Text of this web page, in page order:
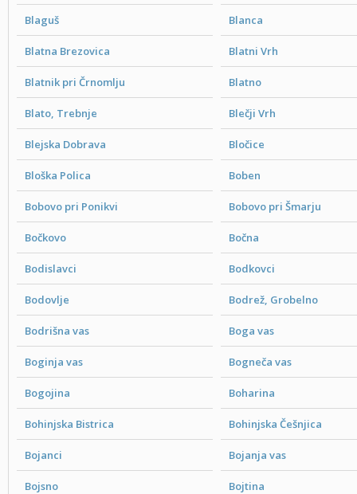
Blaguš Blanca
Blatna Brezovica Blatni Vrh
Blatnik pri Črnomlju Blatno
Blato, Trebnje Blečji Vrh
Blejska Dobrava Bločice
Bloška Polica Boben
Bobovo pri Ponikvi Bobovo pri Šmarju
Bočkovo Bočna
Bodislavci Bodkovci
Bodovlje Bodrež, Grobelno
Bodrišna vas Boga vas
Boginja vas Bogneča vas
Bogojina Boharina
Bohinjska Bistrica Bohinjska Češnjica
Bojanci Bojanja vas
Bojsno Bojtina